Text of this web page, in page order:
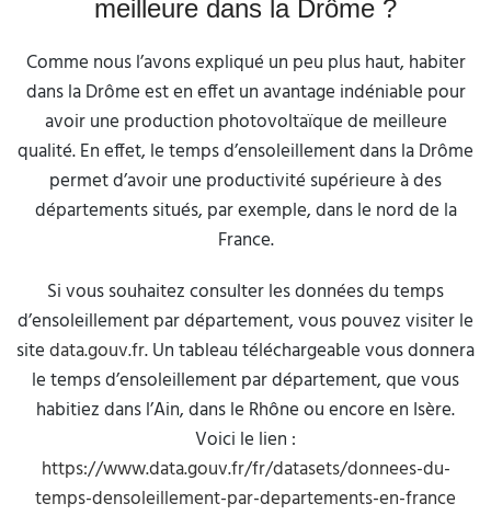
meilleure dans la Drôme ?
Comme nous l’avons expliqué un peu plus haut, habiter
dans la Drôme est en effet un avantage indéniable pour
avoir une production photovoltaïque de meilleure
qualité. En effet, le temps d’ensoleillement dans la Drôme
permet d’avoir une productivité supérieure à des
départements situés, par exemple, dans le nord de la
France.
Si vous souhaitez consulter les données du temps
d’ensoleillement par département, vous pouvez visiter le
sitedata.gouv.fr. Un tableau téléchargeable vous donnera
le temps d’ensoleillement par département, que vous
habitiez dans l’Ain, dans le Rhône ou encore en Isère.
Voici le lien :
https://www.data.gouv.fr/fr/datasets/donnees-du-
temps-densoleillement-par-departements-en-france